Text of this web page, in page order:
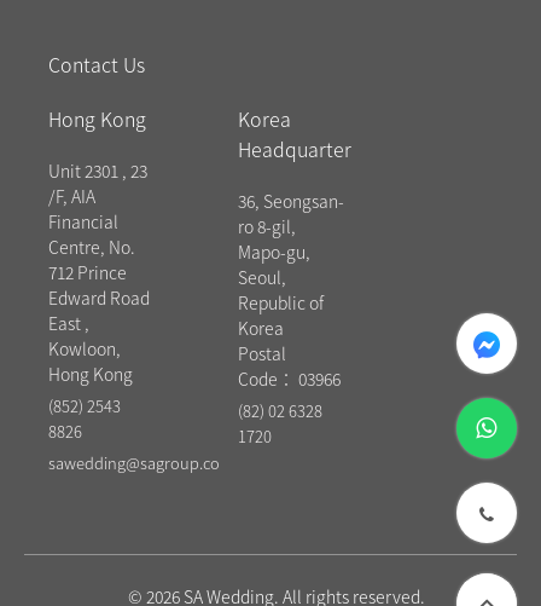
Contact Us
Hong Kong
Unit 2301 , 23
/F, AIA
Financial
Centre, No.
712 Prince
Edward Road
East ,
Kowloon,
Hong Kong
(852) 2543
8826
sawedding@sagroup.co
Korea
Headquarter
36, Seongsan-
ro 8-gil,
Mapo-gu,
Seoul,
Republic of
Korea
Postal
Code： 03966
(82) 02 6328
1720
© 2026 SA Wedding. All rights reserved.
whatsapp
messenger
phone